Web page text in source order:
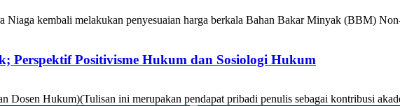
kembali melakukan penyesuaian harga berkala Bahan Bakar Minyak (BBM)
Perspektif Positivisme Hukum dan Sosiologi Hukum
Hukum)(Tulisan ini merupakan pendapat pribadi penulis sebagai kontribusi